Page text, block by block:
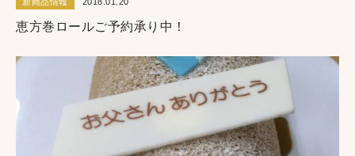
新商品情報 2018.01.20
恵方巻ロールご予約承り中！